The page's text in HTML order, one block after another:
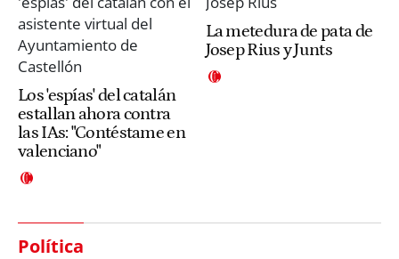
Los 'espías' del catalán
estallan ahora contra
las IAs: "Contéstame en
valenciano"
La metedura de pata de
Josep Rius y Junts
Política